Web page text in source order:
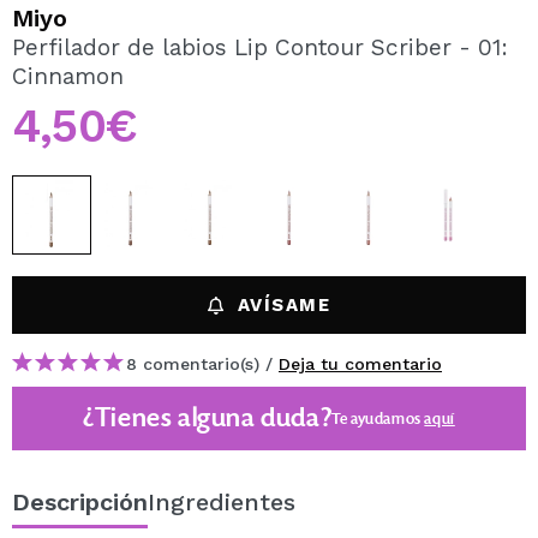
Al crear una cuenta en Maquillalia.com podrás realizar
tus compras rápidamente, revisar el estado de tus
CREAR CUENTA
Miyo
Perfilador de labios Lip Contour Scriber - 01:
Cinnamon
4,50€
AVÍSAME
8 comentario(s) / Deja tu comentario
¿Tienes alguna duda?Te ayudamosaquí
DescripciónIngredientes